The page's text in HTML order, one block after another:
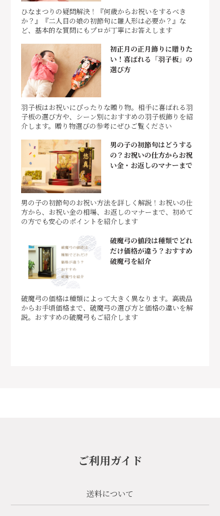
ひなまつりの疑問解決！『何歳からお祝いをするべき
か？』『二人目の娘の初節句に雛人形は必要か？』な
ど、基本的な質問にもプロが丁寧にお答えします
初正月の正月飾りに贈りた
い！喜ばれる「羽子板」の
選び方
羽子板はお祝いにぴったりな贈り物。相手に喜ばれる羽
子板の選び方や、シーン別におすすめの羽子板飾りを紹
介します。贈り物選びの参考にぜひご覧ください
男の子の初節句はどうする
の？お祝いの仕方からお祝
い金・お返しのマナーまで
男の子の初節句のお祝い方法を詳しく解説！お祝いの仕
方から、お祝い金の相場、お返しのマナーまで、初めて
の方でも安心のポイントを紹介します
破魔弓の値段は種類でどれ
だけ価格が違う？おすすめ
破魔弓を紹介
破魔弓の価格は種類によって大きく異なります。高級品
からお手頃価格まで、破魔弓の選び方と価格の違いを解
説。おすすめの破魔弓もご紹介します
ご利用ガイド
送料について